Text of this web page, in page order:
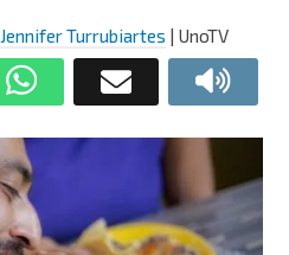
Jennifer Turrubiartes | UnoTV